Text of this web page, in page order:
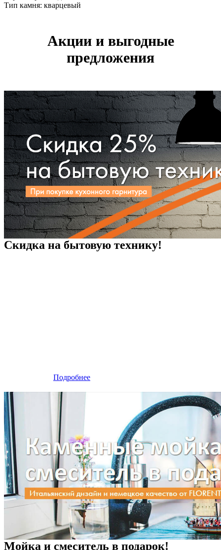
Тип камня: кварцевый
Акции и выгодные
предложения
Скидка на бытовую технику!
Подробнее
Мойка и смеситель в подарок!